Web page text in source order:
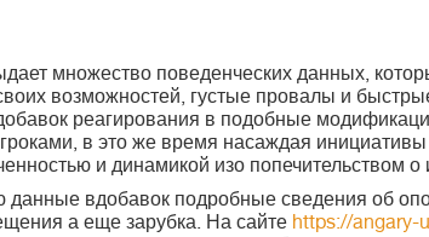
множество поведенческих данных,
возможностей, густые провалы и
реагирования в подобные
в это же время насаждая инициативы
и динамикой изо попечительством о
данные вдобавок подробные сведения об
а еще зарубка. На сайте https://angary-